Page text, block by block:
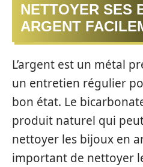
NETTOYER SES
ARGENT
L’argent est un métal
un entretien régulier
bon état. Le
produit naturel qui
nettoyer les bijoux en
important de nettoyer